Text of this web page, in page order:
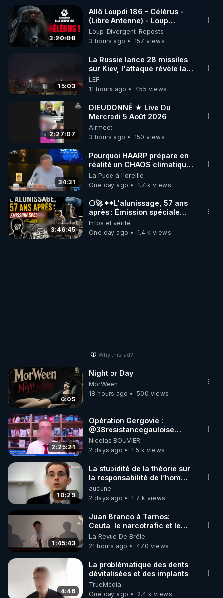
▶ 30 jours gratuit sur l’application de méditation et
de bien-être ENVOL :
Rendez-vous sur https://www.envol.app/code
le code : REGENERE
3:20:08
Allô Loupdi 186 - Célérus -
(Libre Antenne) - Loup
Divergent 2026.08.06
Loup_Divergent_Reposts
3 hours ago
157 views
15:03
La Russie lance 28 missiles
sur Kiev, l'attaque révèle la
faiblesse de Kiev
LEF
11 hours ago
455 views
2:27:07
DIEUDONNÉ ★ Live Du
Mercredi 5 Août 2026
Airmeet
3 hours ago
150 views
34:31
Pourquoi HAARP prépare en
réalité un CHAOS climatique,
on répond
La Puce à l'oreille
One day ago
1.7 k views
3:46:45
🌕🚀 **L'alunissage, 57 ans
après : Émission spéciale
avec John Doe !** 👨 🚀✨
Infos et vérité
One day ago
1.4 k views
Why this ad?
6:05
Night or Day
MorWeen
18 hours ago
500 views
2:25:21
Opération Gergovie :
‪@38resistancegauloise‬
‪@MarionSigautOfficiel‬
‪@gladysriifard5710‬ Laëtitia
Nicolas BOUVIER
2 days ago
1.5 k views
10:29
La stupidité de la théorie sur
la responsabilité de l’homme
concernant le dioxyde de
carbone.
aucune
2 days ago
1.7 k views
1:45:43
Juan Branco à Tarnos:
Ceuta, le narcotrafic et le
pouvoir en France
La Revue De Brêle
21 hours ago
470 views
4:46
La problématique des dents
dévitalisées et des implants
TrueMedia
One day ago
2.4 k views